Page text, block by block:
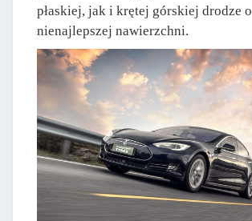
płaskiej, jak i krętej górskiej drodze o
nienajlepszej nawierzchni.